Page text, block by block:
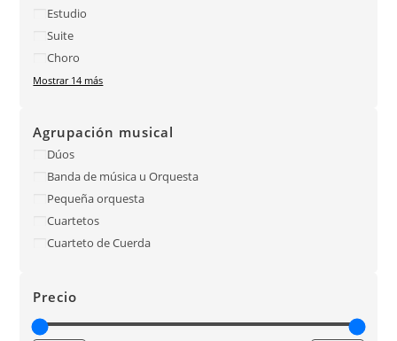
Estudio
Suite
Choro
Mostrar 14 más
Agrupación musical
Dúos
Banda de música u Orquesta
Pequeña orquesta
Cuartetos
Cuarteto de Cuerda
Precio